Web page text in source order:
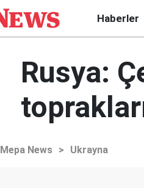
Haberler
Rusya:
Mepa News > Ukrayna